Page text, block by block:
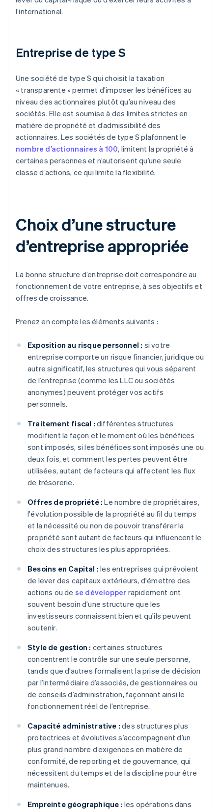
l’international.
Entreprise de type S
Une société de type S qui choisit la taxation
« transparente » permet d’imposer les bénéfices au
niveau des actionnaires plutôt qu’au niveau des
sociétés. Elle est soumise à des limites strictes en
matière de propriété et d’admissibilité des
actionnaires. Les sociétés de type S plafonnent le
nombre d’actionnaires à 100, limitent la propriété à
certaines personnes et n’autorisent qu’une seule
classe d’actions, ce qui limite la flexibilité.
Choix d’une structure
d’entreprise appropriée
La bonne structure d’entreprise doit correspondre au
fonctionnement de votre entreprise, à ses objectifs et
offres de croissance.
Prenez en compte les éléments suivants :
Exposition au risque personnel : si votre
entreprise comporte un risque financier, juridique ou
autre significatif, les structures qui vous séparent
de l’entreprise (comme les LLC ou sociétés
anonymes) peuvent protéger vos actifs
personnels.
Traitement fiscal : différentes structures
modifient la façon et le moment où les bénéfices
sont imposés, si les bénéfices sont imposés une ou
deux fois, et comment les pertes peuvent être
utilisées, autant de facteurs qui affectent les flux
de trésorerie.
Offres de propriété : Le nombre de propriétaires,
l'évolution possible de la propriété au fil du temps
et la nécessité ou non de pouvoir transférer la
propriété sont autant de facteurs qui influencent le
choix des structures les plus appropriées.
Besoins en Capital : les entreprises qui prévoient
de lever des capitaux extérieurs, d'émettre des
actions ou de se développer rapidement ont
souvent besoin d'une structure que les
investisseurs connaissent bien et qu'ils peuvent
soutenir.
Style de gestion : certaines structures
concentrent le contrôle sur une seule personne,
tandis que d’autres formalisent la prise de décision
par l’intermédiaire d’associés, de gestionnaires ou
de conseils d’administration, façonnant ainsi le
fonctionnement réel de l’entreprise.
Capacité administrative : des structures plus
protectrices et évolutives s’accompagnent d’un
plus grand nombre d’exigences en matière de
conformité, de reporting et de gouvernance, qui
nécessitent du temps et de la discipline pour être
maintenues.
Empreinte géographique : les opérations dans